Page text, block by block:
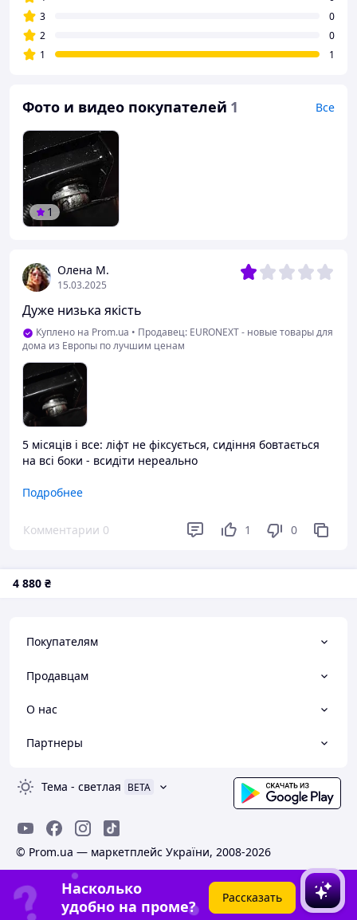
Олена М.
15.03.2025
Дуже низька якість
Куплено на Prom.ua • Продавец: EURONEXT - новые товары для
дома из Европы по лучшим ценам
5 місяців і все: ліфт не фіксується, сидіння бовтається
на всі боки - всидіти нереально
Преимущества
Симпатичне
Недостатки
Подробнее
Комментарии 0 1 0
3
0
2
0
1
1
Фото и видео покупателей 1 Все
1
4 880 ₴
Покупателям
Продавцам
О нас
Партнеры
Тема - светлая BETA
© Prom.ua — маркетплейс України, 2008-2026
Насколько
удобно на проме?
Рассказать